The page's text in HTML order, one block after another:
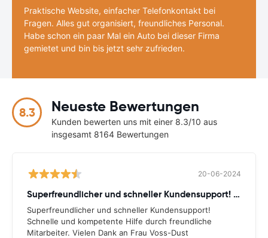
Praktische Website, einfacher Telefonkontakt bei
Fragen. Alles gut organisiert, freundliches Personal.
Habe schon ein paar Mal ein Auto bei dieser Firma
gemietet und bin bis jetzt sehr zufrieden.
8.3 Neueste Bewertungen
Kunden bewerten uns mit einer 8.3/10 aus
insgesamt 8164 Bewertungen
20-06-2024
Superfreundlicher und schneller Kundensupport! Schnelle
Superfreundlicher und schneller Kundensupport!
Schnelle und kompetente Hilfe durch freundliche
Mitarbeiter. Vielen Dank an Frau Voss-Dust